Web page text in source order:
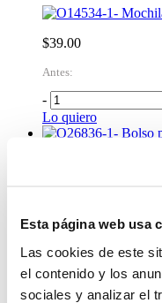
Esta página web usa
Las cookies de este
el contenido y los
sociales y analizar el
$39.00
Antes:
-
Lo quiero
Bolso
Lo quiero
Tula
$54.99